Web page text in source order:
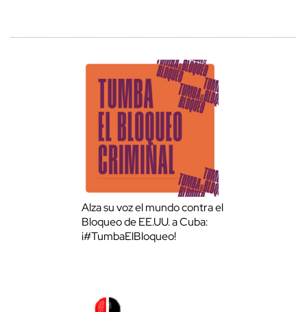
Alza su voz el mundo contra el
Bloqueo de EE.UU. a Cuba:
¡#TumbaElBloqueo!